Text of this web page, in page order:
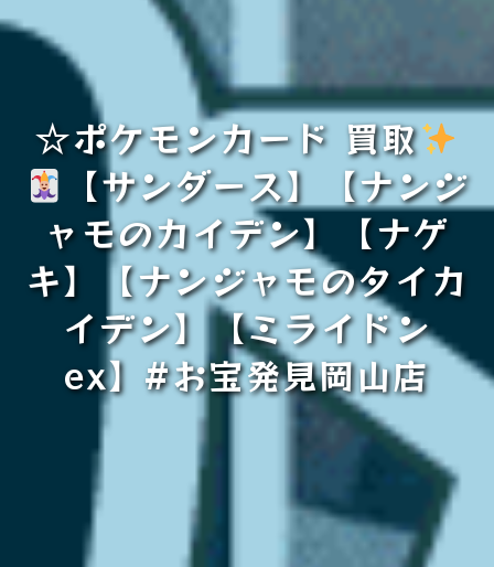
☆ポケモンカード 買取
【サンダース】【ナンジ
ャモのカイデン】【ナゲ
キ】【ナンジャモのタイカ
イデン】【ミライドン
ex】#お宝発見岡山店